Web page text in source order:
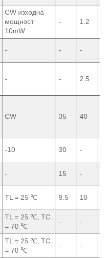
CW изходна
мощност
10mW
- 1.2
- - -
- - 2.5
CW 35 40
-10 30 -
- 15 -
TL = 25 ℃ 9.5 10
TL = 25 ℃, TC
= 70 ℃
- -
TL = 25 ℃, TC
= 70 ℃
- -